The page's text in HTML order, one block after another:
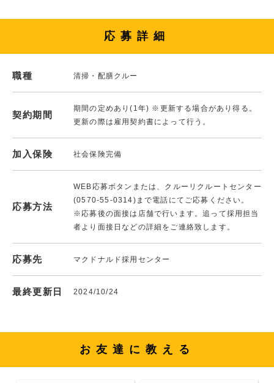
応募詳細
職種 清掃・配膳クルー
契約期間
期間の定めあり(1年) ※更新する場合があり得る。
更新の際は雇用契約書によって行う。
加入保険 社会保険完備
応募方法
WEB応募ボタンまたは、クルーリクルートセンター
(0570-55-0314)まで電話にてご応募ください。
※応募後の面接は店舗で行います。追って採用担当
者より面接日などの詳細をご連絡致します。
応募先 マクドナルド採用センター
最終更新日 2024/10/24
お友達に教える